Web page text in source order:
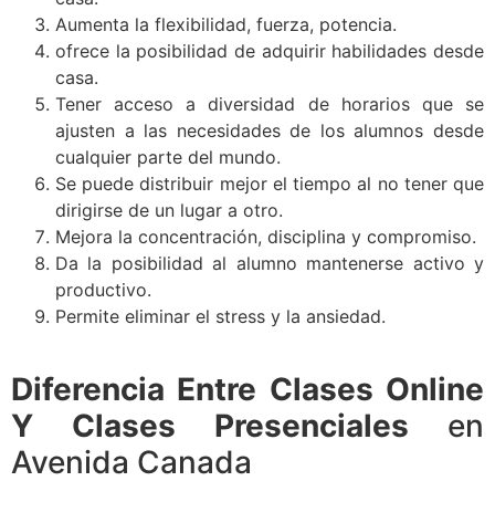
Aumenta la flexibilidad, fuerza, potencia.
ofrece la posibilidad de adquirir habilidades desde
casa.
Tener acceso a diversidad de horarios que se
ajusten a las necesidades de los alumnos desde
cualquier parte del mundo.
Se puede distribuir mejor el tiempo al no tener que
dirigirse de un lugar a otro.
Mejora la concentración, disciplina y compromiso.
Da la posibilidad al alumno mantenerse activo y
productivo.
Permite eliminar el stress y la ansiedad.
Diferencia Entre Clases Online
Y Clases Presenciales en
Avenida Canada